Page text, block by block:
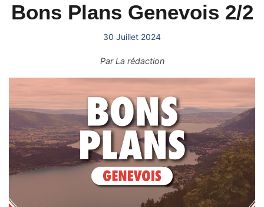
Bons Plans Genevois 2/2
30 Juillet 2024
ParLa rédaction